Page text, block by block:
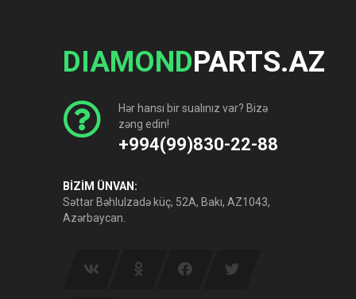
DIAMONDPARTS.AZ
Hər hansı bir sualınız var? Bizə
zəng edin!
+994(99)830-22-88
BİZİM ÜNVAN:
Səttar Bəhlulzadə küç, 52A, Bakı, AZ1043,
Azərbaycan.